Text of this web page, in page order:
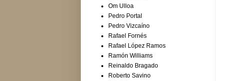
Om Ulloa
Pedro Portal
Pedro Vizcaíno
Rafael Fornés
Rafael López Ramos
Ramón Williams
Reinaldo Bragado
Roberto Savino